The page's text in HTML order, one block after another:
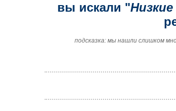
вы искали "
подсказка: мы нашли слишком